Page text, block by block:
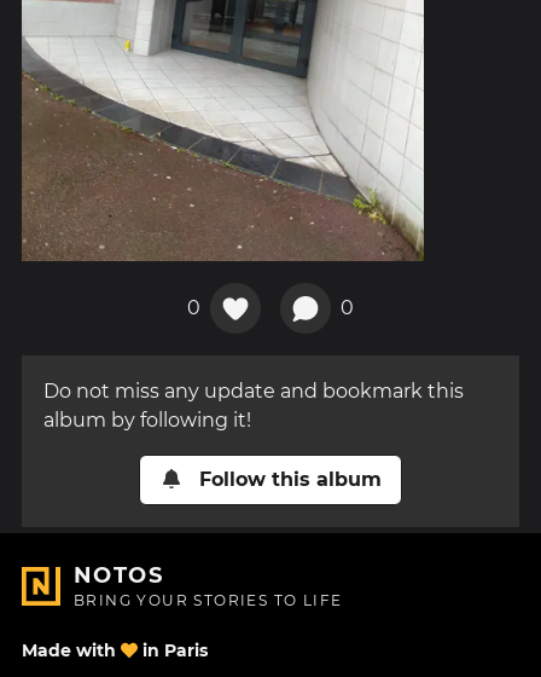
0 0
Do not miss any update and bookmark this
album by following it!
Follow this album
NOTOS
BRING YOUR STORIES TO LIFE
Made with in Paris